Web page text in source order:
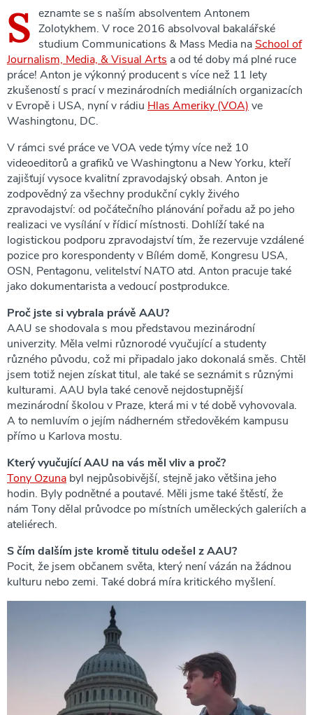
S eznamte se s naším absolventem Antonem
Zolotykhem. V roce 2016 absolvoval bakalářské
studium Communications & Mass Media na School of
Journalism, Media, & Visual Arts a od té doby má plné ruce
práce! Anton je výkonný producent s více než 11 lety
zkušeností s prací v mezinárodních mediálních organizacích
v Evropě i USA, nyní v rádiu Hlas Ameriky (VOA) ve
Washingtonu, DC.
V rámci své práce ve VOA vede týmy více než 10
videoeditorů a grafiků ve Washingtonu a New Yorku, kteří
zajišťují vysoce kvalitní zpravodajský obsah. Anton je
zodpovědný za všechny produkční cykly živého
zpravodajství: od počátečního plánování pořadu až po jeho
realizaci ve vysílání v řídicí místnosti. Dohlíží také na
logistickou podporu zpravodajství tím, že rezervuje vzdálené
pozice pro korespondenty v Bílém domě, Kongresu USA,
OSN, Pentagonu, velitelství NATO atd. Anton pracuje také
jako dokumentarista a vedoucí postprodukce.
Proč jste si vybrala právě AAU?
AAU se shodovala s mou představou mezinárodní
univerzity. Měla velmi různorodé vyučující a studenty
různého původu, což mi připadalo jako dokonalá směs. Chtěl
jsem totiž nejen získat titul, ale také se seznámit s různými
kulturami. AAU byla také cenově nejdostupnější
mezinárodní školou v Praze, která mi v té době vyhovovala.
A to nemluvím o jejím nádherném středověkém kampusu
přímo u Karlova mostu.
Který vyučující AAU na vás měl vliv a proč?
Tony Ozuna byl nejpůsobivější, stejně jako většina jeho
hodin. Byly podnětné a poutavé. Měli jsme také štěstí, že
nám Tony dělal průvodce po místních uměleckých galeriích a
ateliérech.
S čím dalším jste kromě titulu odešel z AAU?
Pocit, že jsem občanem světa, který není vázán na žádnou
kulturu nebo zemi. Také dobrá míra kritického myšlení.